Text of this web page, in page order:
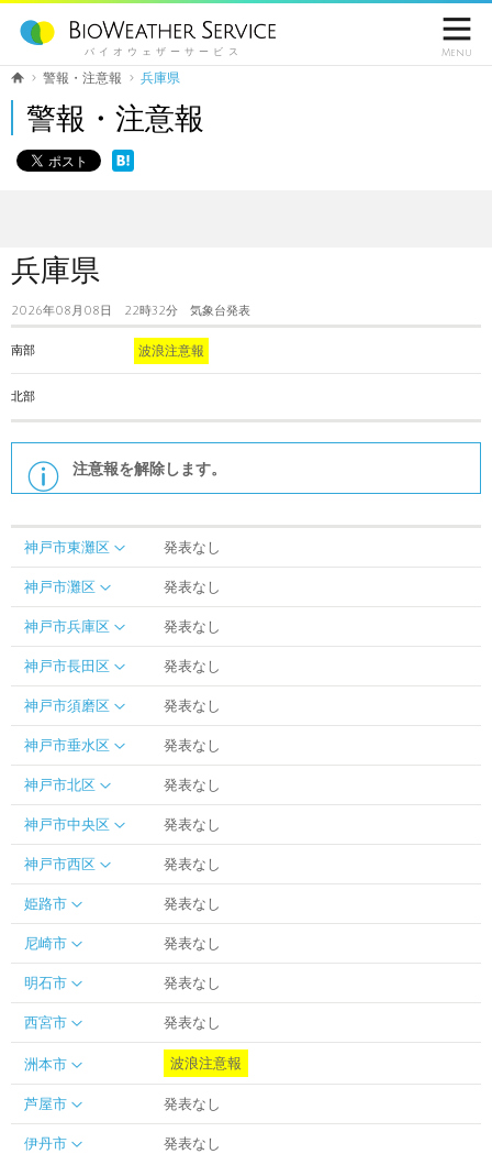
バイオウェザーサービス

Menu
警報・注意報 兵庫県
警報・注意報
兵庫県
2026年08月08日 22時32分 気象台発表
南部 波浪注意報
北部
注意報を解除します。
神戸市東灘区 発表なし
神戸市灘区 発表なし
神戸市兵庫区 発表なし
神戸市長田区 発表なし
神戸市須磨区 発表なし
神戸市垂水区 発表なし
神戸市北区 発表なし
神戸市中央区 発表なし
神戸市西区 発表なし
姫路市 発表なし
尼崎市 発表なし
明石市 発表なし
西宮市 発表なし
洲本市 波浪注意報
芦屋市 発表なし
伊丹市 発表なし